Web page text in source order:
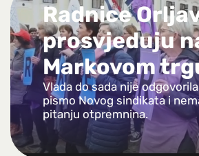
Radnice
prosvjeduju
Markovom
Vlada do sada nije
pismo Novog sindikata i
pitanju otpremnina.